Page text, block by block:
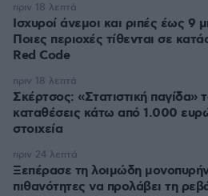
Ισχυροί άνεμοι και ριπές έως 9
Ποιες περιοχές τίθενται σε
Red Code
πριν 18 λεπτά
Σκέρτσος: «Στατιστική παγίδα»
καταθέσεις κάτω από 1.000
στοιχεία
πριν 18 λεπτά
Ξεπέρασε τη λοιμώδη
πιθανότητες να προλάβει τη
πριν 24 λεπτά